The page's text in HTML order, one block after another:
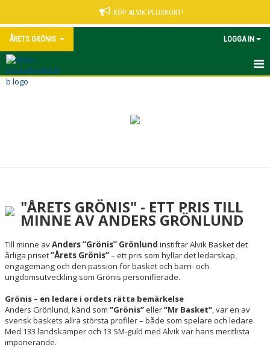
KÖP ALVIK PLUSKORT!
ÅRETS GRÖNIS LOGGA IN
ÅRETS GRÖNIS
"ÅRETS GRÖNIS" - ETT PRIS TILL
MINNE AV ANDERS GRÖNLUND
Till minne avAnders ”Grönis” Grönlund instiftar Alvik Basket det
årliga priset”Årets Grönis”– ett pris som hyllar det ledarskap,
engagemang och den passion för basket och barn- och
ungdomsutveckling som Grönis personifierade.
Grönis – en ledare i ordets rätta bemärkelse
Anders Grönlund, känd som ”Grönis”eller”Mr Basket”, var en av
svensk baskets allra största profiler – både som spelare och ledare.
Med 133 landskamper och 13 SM-guld med Alvik var hans meritlista
imponerande.